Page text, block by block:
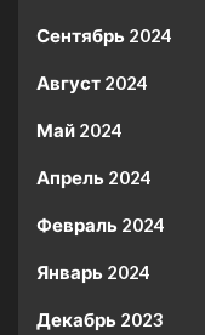
Сентябрь 2024
Август 2024
Май 2024
Апрель 2024
Февраль 2024
Январь 2024
Декабрь 2023